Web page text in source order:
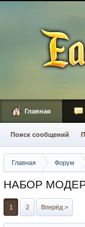
Главная Форум
НАБОР
1 2 Вперёд >
Главная
Поиск сообщений